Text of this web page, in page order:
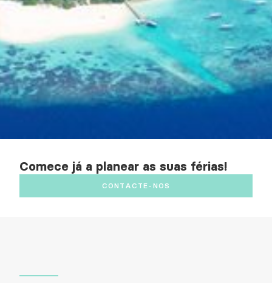
Comece já a planear as suas férias!
CONTACTE-NOS